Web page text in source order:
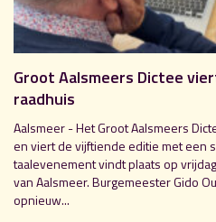
Groot Aalsmeers Dictee
raadhuis
Aalsmeer - Het Groot Aalsmeers
en viert de vijftiende editie met een
taalevenement vindt plaats op
van Aalsmeer. Burgemeester Gido
opnieuw...